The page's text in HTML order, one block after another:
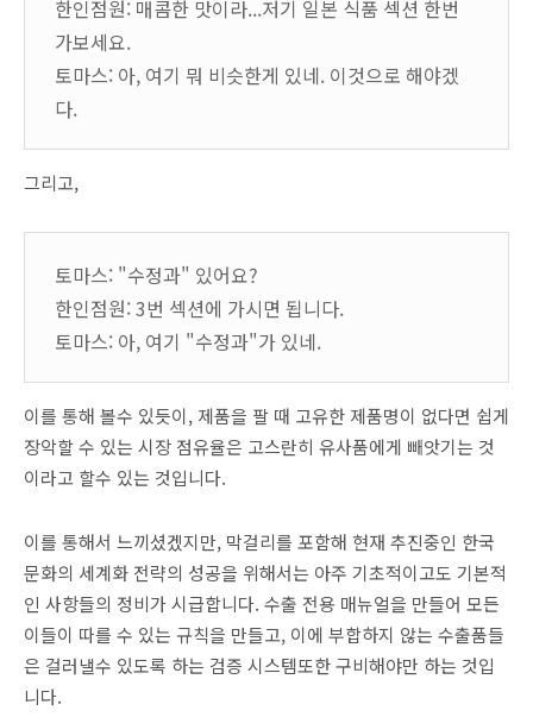
한인점원: 매콤한 맛이라...저기 일본 식품 섹션 한번
가보세요.
토마스: 아, 여기 뭐 비슷한게 있네. 이것으로 해야겠
다.
그리고,
토마스: "수정과" 있어요?
한인점원: 3번 섹션에 가시면 됩니다.
토마스: 아, 여기 "수정과"가 있네.
이를 통해 볼수 있듯이, 제품을 팔 때 고유한 제품명이 없다면 쉽게
장악할 수 있는 시장 점유율은 고스란히 유사품에게 빼앗기는 것
이라고 할수 있는 것입니다.
이를 통해서 느끼셨겠지만, 막걸리를 포함해 현재 추진중인 한국
문화의 세계화 전략의 성공을 위해서는 아주 기초적이고도 기본적
인 사항들의 정비가 시급합니다. 수출 전용 매뉴얼을 만들어 모든
이들이 따를 수 있는 규칙을 만들고, 이에 부합하지 않는 수출품들
은 걸러낼수 있도록 하는 검증 시스템또한 구비해야만 하는 것입
니다.